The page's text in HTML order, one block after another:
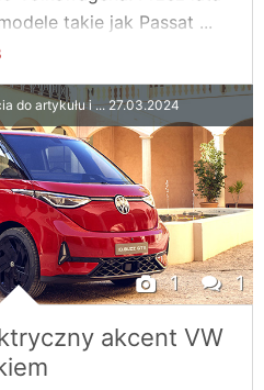
takie jak Passat ...
1 1
do artykułu i ... 27.03.2024
akcent VW